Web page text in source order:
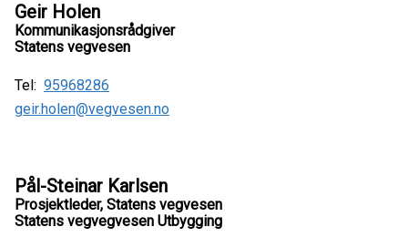
Geir Holen
Kommunikasjonsrådgiver
Statens vegvesen
Tel: 95968286
geir.holen@vegvesen.no
Pål-Steinar Karlsen
Prosjektleder, Statens vegvesen
Statens vegvegvesen Utbygging